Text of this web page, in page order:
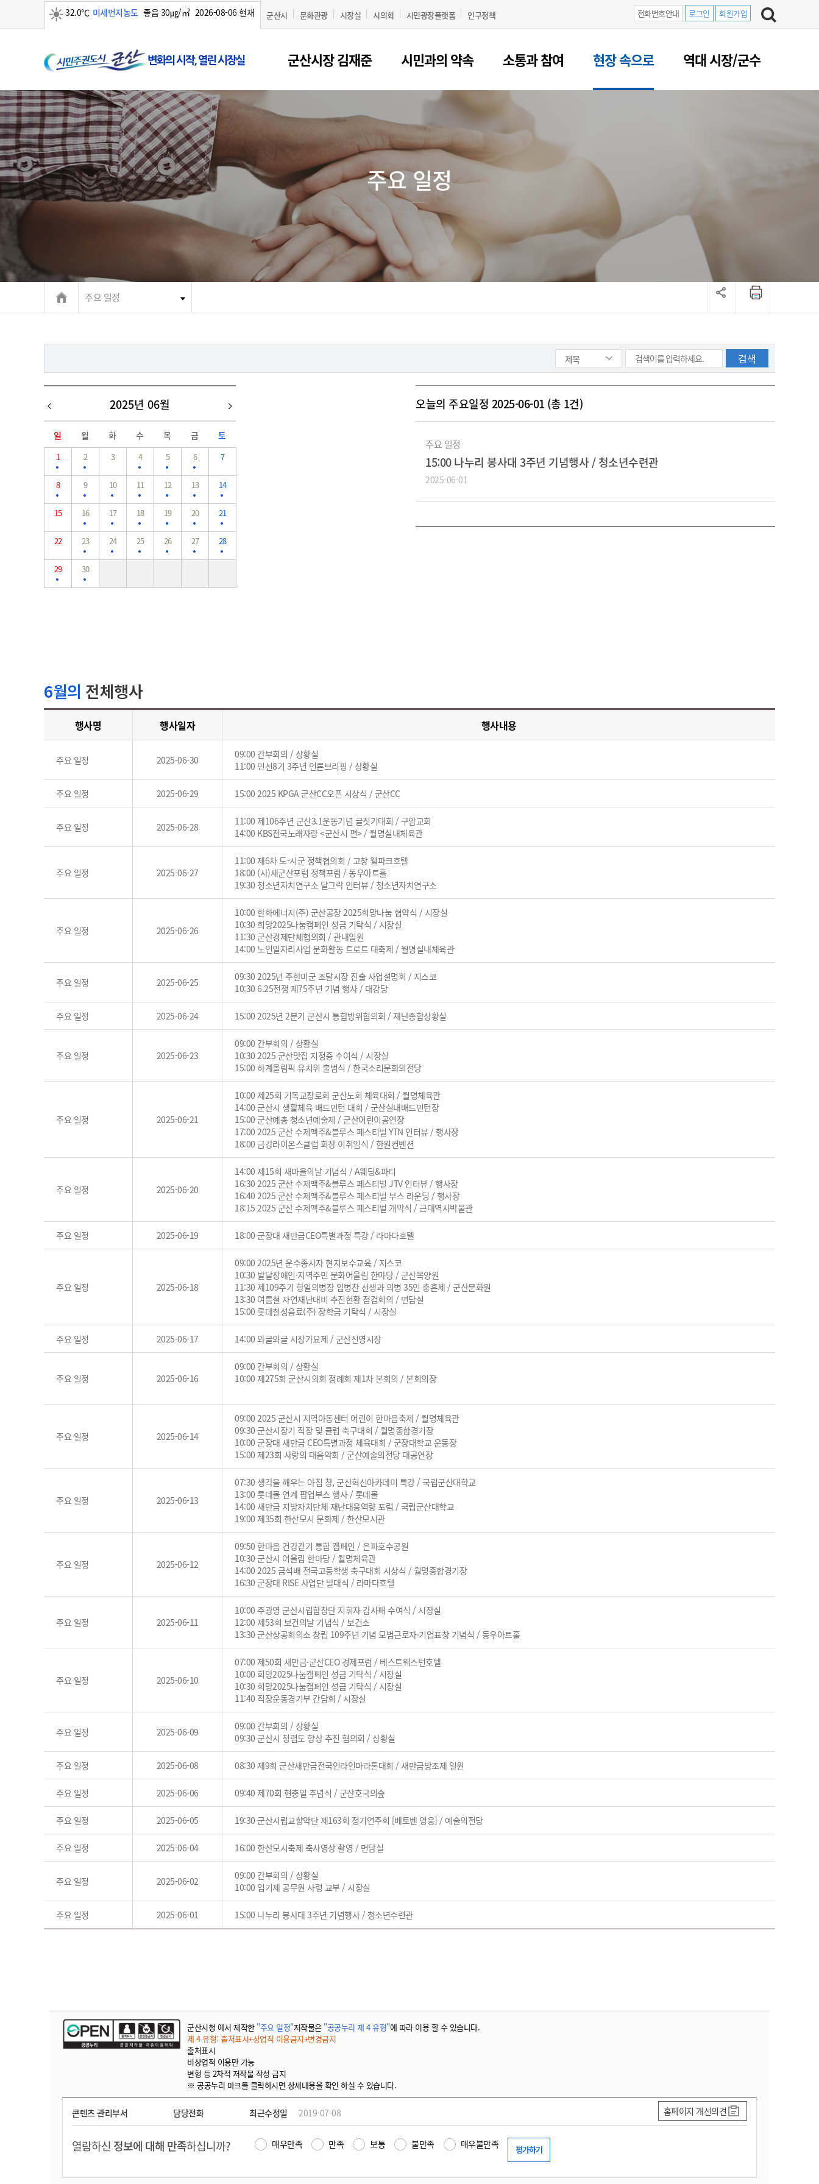
32.0℃ 미세먼지농도 좋음 30㎍/㎥ 2026-08-06 현재 군산시 문화관광 시장실 시의회 시민광장플랫폼 인구정책 전화번호안내 로그인 회원가입
군산시장 김재준 시민과의 약속 소통과 참여 현장 속으로 역대 시장/군수
주요 일정
주요 일정
2025년 06월
일 월 화 수 목 금 토
1 2 3 4 5 6 7
8 9 10 11 12 13 14
15 16 17 18 19 20 21
22 23 24 25 26 27 28
29 30
오늘의 주요일정 2025-06-01 (총 1건)
주요 일정
15:00 나누리 봉사대 3주년 기념행사 / 청소년수련관
2025-06-01
6월의 전체행사
행사명 행사일자 행사내용
주요 일정 2025-06-30
09:00 간부회의 / 상황실
11:00 민선8기 3주년 언론브리핑 / 상황실
주요 일정 2025-06-29 15:00 2025 KPGA 군산CC오픈 시상식 / 군산CC
주요 일정 2025-06-28
11:00 제106주년 군산3.1운동기념 글짓기대회 / 구암교회
14:00 KBS전국노래자랑 <군산시 편> / 월명실내체육관
주요 일정 2025-06-27
11:00 제6차 도-시군 정책협의회 / 고창 웰파크호텔
18:00 (사)새군산포럼 정책포럼 / 동우아트홀
19:30 청소년자치연구소 달그락 인터뷰 / 청소년자치연구소
주요 일정 2025-06-26
10:00 한화에너지(주) 군산공장 2025희망나눔 협약식 / 시장실
10:30 희망2025나눔캠페인 성금 기탁식 / 시장실
11:30 군산경제단체협의회 / 관내일원
14:00 노인일자리사업 문화활동 트로트 대축제 / 월명실내체육관
주요 일정 2025-06-25
09:30 2025년 주한미군 조달시장 진출 사업설명회 / 지스코
10:30 6.25전쟁 제75주년 기념 행사 / 대강당
주요 일정 2025-06-24 15:00 2025년 2분기 군산시 통합방위협의회 / 재난종합상황실
주요 일정 2025-06-23
09:00 간부회의 / 상황실
10:30 2025 군산맛집 지정증 수여식 / 시장실
15:00 하계올림픽 유치위 출범식 / 한국소리문화의전당
주요 일정 2025-06-21
10:00 제25회 기독교장로회 군산노회 체육대회 / 월명체육관
14:00 군산시 생활체육 배드민턴 대회 / 군산실내배드민턴장
15:00 군산예총 청소년예술제 / 군산어린이공연장
17:00 2025 군산 수제맥주&블루스 페스티벌 YTN 인터뷰 / 행사장
18:00 금강라이온스클럽 회장 이취임식 / 한원컨벤션
주요 일정 2025-06-20
14:00 제15회 새마을의날 기념식 / A웨딩&파티
16:30 2025 군산 수제맥주&블루스 페스티벌 JTV 인터뷰 / 행사장
16:40 2025 군산 수제맥주&블루스 페스티벌 부스 라운딩 / 행사장
18:15 2025 군산 수제맥주&블루스 페스티벌 개막식 / 근대역사박물관
주요 일정 2025-06-19 18:00 군장대 새만금CEO특별과정 특강 / 라마다호텔
주요 일정 2025-06-18
09:00 2025년 운수종사자 현지보수교육 / 지스코
10:30 발달장애인·지역주민 문화어울림 한마당 / 군산목양원
11:30 제109주기 항일의병장 임병찬 선생과 의병 35인 충혼제 / 군산문화원
13:30 여름철 자연재난대비 추진현황 점검회의 / 면담실
15:00 롯데칠성음료(주) 장학금 기탁식 / 시장실
주요 일정 2025-06-17 14:00 와글와글 시장가요제 / 군산신영시장
주요 일정 2025-06-16
09:00 간부회의 / 상황실
10:00 제275회 군산시의회 정례회 제1차 본회의 / 본회의장
주요 일정 2025-06-14
09:00 2025 군산시 지역아동센터 어린이 한마음축제 / 월명체육관
09:30 군산시장기 직장 및 클럽 축구대회 / 월명종합경기장
10:00 군장대 새만금 CEO특별과정 체육대회 / 군장대학교 운동장
15:00 제23회 사랑의 대음악회 / 군산예술의전당 대공연장
주요 일정 2025-06-13
07:30 생각을 깨우는 아침 창, 군산혁신아카데미 특강 / 국립군산대학교
13:00 롯데몰 연계 팝업부스 행사 / 롯데몰
14:00 새만금 지방자치단체 재난대응역량 포럼 / 국립군산대학교
19:00 제35회 한산모시 문화제 / 한산모시관
주요 일정 2025-06-12
09:50 한마음 건강걷기 통합 캠페인 / 은파호수공원
10:30 군산시 어울림 한마당 / 월명체육관
14:00 2025 금석배 전국고등학생 축구대회 시상식 / 월명종합경기장
16:30 군장대 RISE 사업단 발대식 / 라마다호텔
주요 일정 2025-06-11
10:00 주광영 군산시립합창단 지휘자 감사패 수여식 / 시장실
12:00 제53회 보건의날 기념식 / 보건소
13:30 군산상공회의소 창립 109주년 기념 모범근로자·기업표창 기념식 / 동우아트홀
주요 일정 2025-06-10
07:00 제50회 새만금·군산CEO 경제포럼 / 베스트웨스턴호텔
10:00 희망2025나눔캠페인 성금 기탁식 / 시장실
10:30 희망2025나눔캠페인 성금 기탁식 / 시장실
11:40 직장운동경기부 간담회 / 시장실
주요 일정 2025-06-09
09:00 간부회의 / 상황실
09:30 군산시 청렴도 향상 추진 협의회 / 상황실
주요 일정 2025-06-08 08:30 제9회 군산새만금전국인라인마라톤대회 / 새만금방조제 일원
주요 일정 2025-06-06 09:40 제70회 현충일 추념식 / 군산호국의숲
주요 일정 2025-06-05 19:30 군산시립교향악단 제163회 정기연주회 [베토벤 영웅] / 예술의전당
주요 일정 2025-06-04 16:00 한산모시축제 축사영상 촬영 / 면담실
주요 일정 2025-06-02
09:00 간부회의 / 상황실
10:00 임기제 공무원 사령 교부 / 시장실
주요 일정 2025-06-01 15:00 나누리 봉사대 3주년 기념행사 / 청소년수련관
군산시청 에서 제작한 "주요 일정"저작물은 "공공누리 제 4 유형"에 따라 이용 할 수 있습니다.
제 4 유형: 출처표시+상업적 이용금지+변경금지
출처표시
비상업적 이용만 가능
변형 등 2차적 저작물 작성 금지
※ 공공누리 마크를 클릭하시면 상세내용을 확인 하실 수 있습니다.
콘텐츠 관리부서 담당전화 최근수정일 2019-07-08 홈페이지 개선의견
열람하신 정보에 대해 만족하십니까? 매우만족 만족 보통 불만족 매우불만족